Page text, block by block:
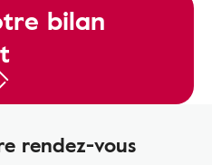
bilan
rendez-vous